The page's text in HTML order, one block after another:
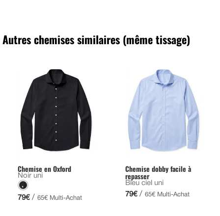
Autres chemises similaires (même tissage)
Chemise en Oxford
Noir uni
79€ / 65€ Multi-Achat
Chemise dobby facile à
repasser
Bleu ciel uni
79€ / 65€ Multi-Achat